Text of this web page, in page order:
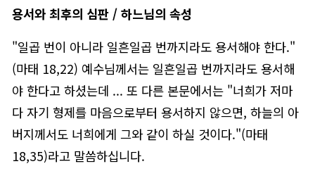
용서와 최후의 심판 / 하느님의 속성
"일곱 번이 아니라 일흔일곱 번까지라도 용서해야 한다."
(마태 18,22) 예수님께서는 일흔일곱 번까지라도 용서해
야 한다고 하셨는데 ... 또 다른 본문에서는 "너희가 저마
다 자기 형제를 마음으로부터 용서하지 않으면, 하늘의 아
버지께서도 너희에게 그와 같이 하실 것이다."(마태
18,35)라고 말씀하십니다.